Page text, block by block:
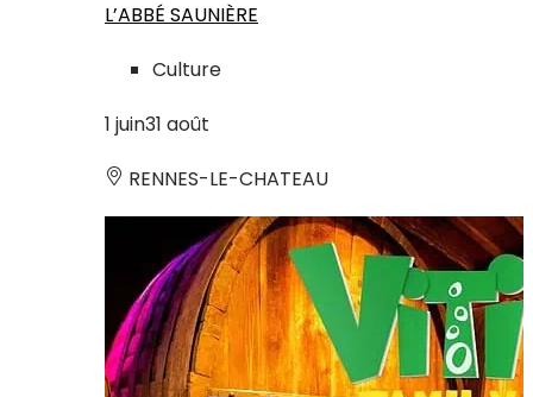
L’ABBÉ SAUNIÈRE
Culture
1 juin31 août
RENNES-LE-CHATEAU